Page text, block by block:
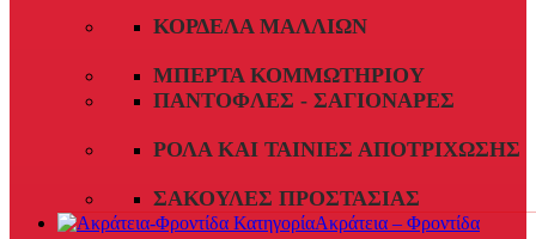
ΚΟΡΔΈΛΑ ΜΑΛΛΙΏΝ
ΜΠΈΡΤΑ ΚΟΜΜΩΤΗΡΊΟΥ
ΠΑΝΤΌΦΛΕΣ - ΣΑΓΙΟΝΆΡΕΣ
ΡΟΛΆ ΚΑΙ ΤΑΙΝΊΕΣ ΑΠΟΤΡΊΧΩΣΗΣ
ΣΑΚΟΎΛΕΣ ΠΡΟΣΤΑΣΊΑΣ
Ακράτεια – Φροντίδα